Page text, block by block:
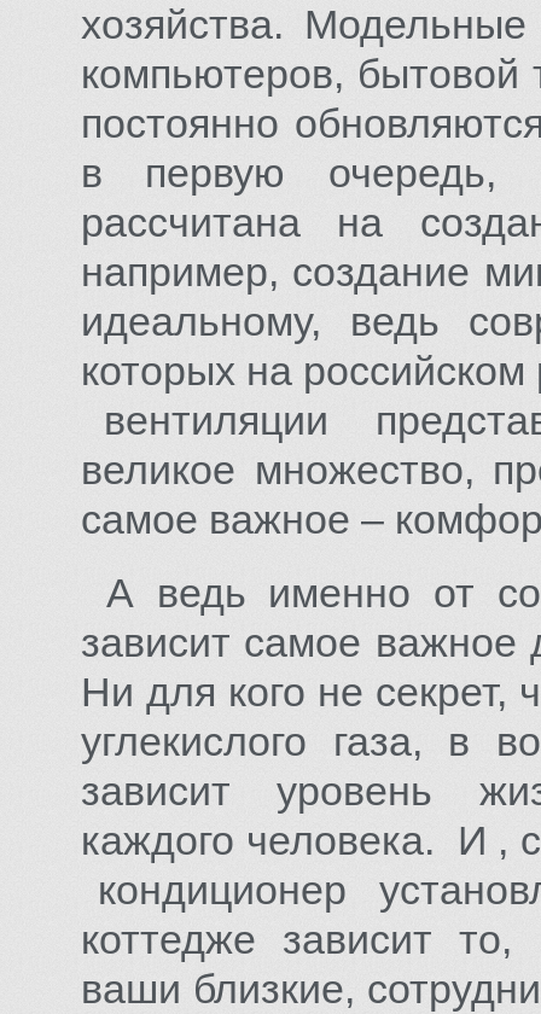
хозяйства.
компьютеров,
постоянно
в первую очередь,
рассчитана на
например, создание
идеальному, ведь
которых на
вентиляции
великое множество,
самое важное –
А ведь именно от
зависит самое важное
Ни для кого не секрет,
углекислого газа, в
зависит уровень
каждого человека. И ,
кондиционер
коттедже зависит то,
ваши близкие,